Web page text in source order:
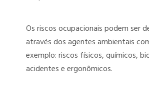
Os riscos ocupacionais podem ser
através dos agentes ambientais
exemplo: riscos físicos, químicos,
acidentes e ergonômicos.